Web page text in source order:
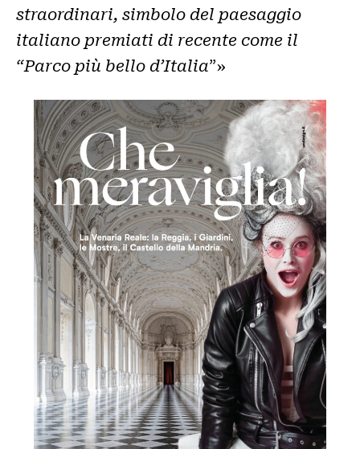
straordinari, simbolo del paesaggio
italiano premiati di recente come il
“Parco più bello d’Italia”»